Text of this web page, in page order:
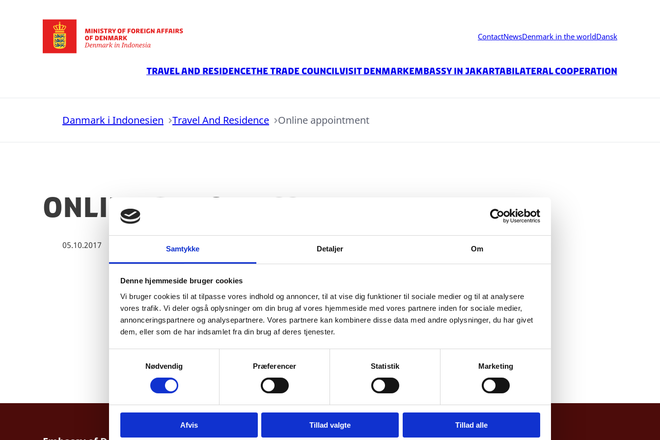
Samtykke Detaljer Om
Denne hjemmeside bruger cookies
Vi bruger cookies til at tilpasse vores indhold og annoncer, til at vise dig funktioner til sociale medier og til at analysere
vores trafik. Vi deler også oplysninger om din brug af vores hjemmeside med vores partnere inden for sociale medier,
annonceringspartnere og analysepartnere. Vores partnere kan kombinere disse data med andre oplysninger, du har givet
dem, eller som de har indsamlet fra din brug af deres tjenester.
y
Nødvendig Præferencer Statistik Marketing
Afvis Tillad valgte Tillad alle
ContactNewsDenmark in the worldDansk
Travel And ResidenceThe Trade CouncilVisit Denmarkembassy in jakartaBilateral Cooperation
Danmark i Indonesien Travel And Residence Online appointment
Online appointment
05.10.2017
Book online appointment